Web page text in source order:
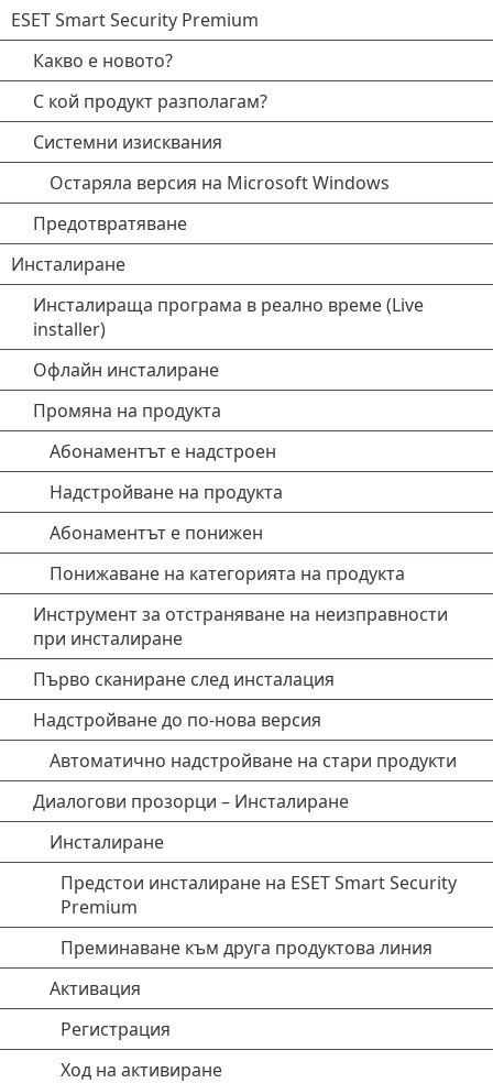
ESET Smart Security Premium
Какво е новото?
С кой продукт разполагам?
Системни изисквания
Остаряла версия на Microsoft Windows
Предотвратяване
Инсталиране
Инсталираща програма в реално време (Live
installer)
Офлайн инсталиране
Промяна на продукта
Абонаментът е надстроен
Надстройване на продукта
Абонаментът е понижен
Понижаване на категорията на продукта
Инструмент за отстраняване на неизправности
при инсталиране
Първо сканиране след инсталация
Надстройване до по-нова версия
Автоматично надстройване на стари продукти
Диалогови прозорци – Инсталиране
Инсталиране
Предстои инсталиране на ESET Smart Security
Premium
Преминаване към друга продуктова линия
Активация
Регистрация
Ход на активиране